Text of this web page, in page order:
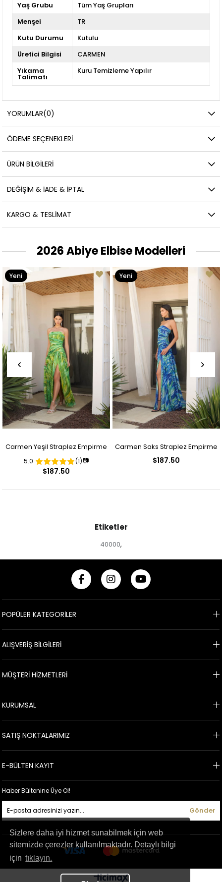
Sizlere daha iyi hizmet sunabilmek için web
sitemizde çerezler kullanılmaktadır. Detaylı bilgi
için tıklayın.
Yaş Grubu
Tüm Yaş Grupları
Menşei
TR
Kutu Durumu
Kutulu
Üretici Bilgisi
CARMEN
Yıkama
Talimatı
Kuru Temizleme Yapılır
YORUMLAR(0)
ÖDEME SEÇENEKLERI
ÜRÜN BILGILERI
DEĞIŞIM & İADE & İPTAL
KARGO & TESLIMAT
2026 Abiye Elbise Modelleri
Carmen Yeşil Straplez Empirme
Desenli Abiye Elbise
5.0 (1)📷
$187.50
Yeni
Ürün
Carmen Saks Straplez Empirme
$187.50
Yeni
Ürün
Etiketler
40000,
POPÜLER KATEGORİLER
ALIŞVERİŞ BİLGİLERİ
MÜŞTERİ HİZMETLERİ
KURUMSAL
SATIŞ NOKTALARIMIZ
E-BÜLTEN KAYIT
Haber Bültenine Üye Ol!
Gönder